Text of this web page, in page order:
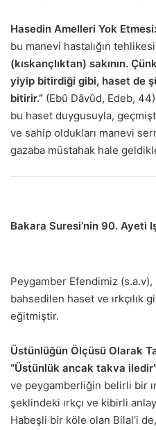
Hasedin Amelleri Yok Etmesi:
bu manevi hastalığın
(kıskançlıktan) sakının.
yiyip bitirdiği gibi, haset de
bitirir.” (Ebû Dâvûd, Edeb,
bu haset duygusuyla,
ve sahip oldukları manevi
gazaba müstahak hale
Bakara Suresi’nin 90. Ayeti
Peygamber Efendimiz
bahsedilen haset ve ırkçılık
eğitmiştir.
Üstünlüğün Ölçüsü Olarak
“Üstünlük ancak takva
ve peygamberliğin belirli bir
şeklindeki ırkçı ve kibirli
Habeşli bir köle olan Bilal’i